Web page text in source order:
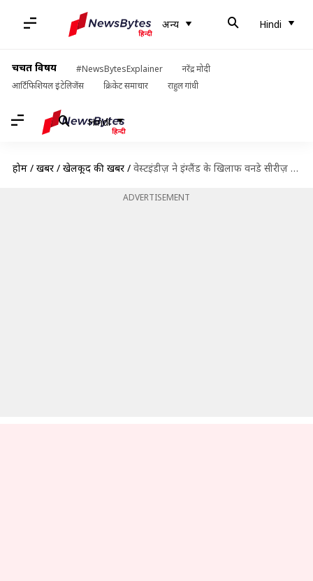
अन्य Hindi
चर्चित विषय #NewsBytesExplainer
नरेंद्र मोदी
आर्टिफिशियल इंटेलिजेंस
क्रिकेट समाचार राहुल गांधी
Hindi
होम / खबरें / खेलकूद की खबरें / वेस्टइंडीज़ ने इंग्लैंड के खिलाफ वनडे सीरीज़ के लिए किया टीम का ऐलान, गेल की वापसी
ADVERTISEMENT